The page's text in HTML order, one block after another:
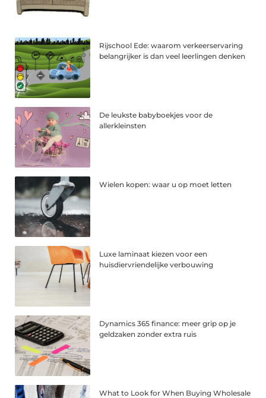
Rijschool Ede: waarom verkeerservaring
belangrijker is dan veel leerlingen denken
De leukste babyboekjes voor de
allerkleinsten
Wielen kopen: waar u op moet letten
Luxe laminaat kiezen voor een
huisdiervriendelijke verbouwing
Dynamics 365 finance: meer grip op je
geldzaken zonder extra ruis
What to Look for When Buying Wholesale